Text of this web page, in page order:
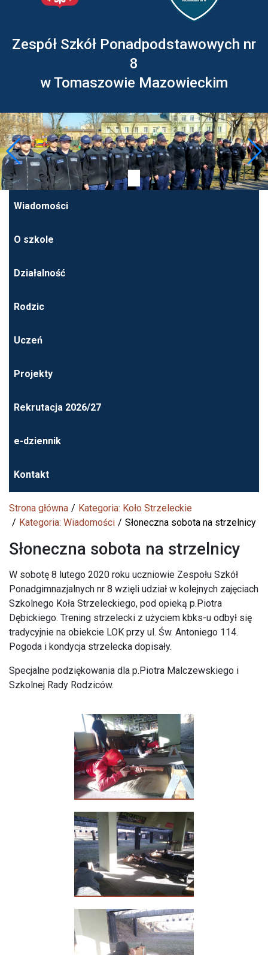
Zespół Szkół Ponadpodstawowych nr
8
w Tomaszowie Mazowieckim
Wiadomości
O szkole
Działalność
Rodzic
Uczeń
Projekty
Rekrutacja 2026/27
e-dziennik
Kontakt
Strona główna
Kategoria: Koło Strzeleckie
Kategoria: Wiadomości
Słoneczna sobota na strzelnicy
Słoneczna sobota na strzelnicy
W sobotę 8 lutego 2020 roku uczniowie Zespołu Szkół
Ponadgimnazjalnych nr 8 wzięli udział w kolejnych zajęciach
Szkolnego Koła Strzeleckiego, pod opieką p.Piotra
Dębickiego. Trening strzelecki z użyciem kbks-u odbył się
tradycyjnie na obiekcie LOK przy ul. Św. Antoniego 114.
Pogoda i kondycja strzelecka dopisały.
Specjalne podziękowania dla p.Piotra Malczewskiego i
Szkolnej Rady Rodziców.